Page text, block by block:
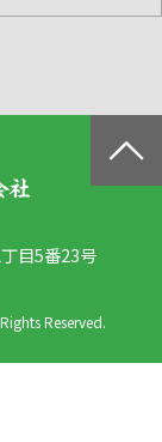
目5番23号
Reserved.